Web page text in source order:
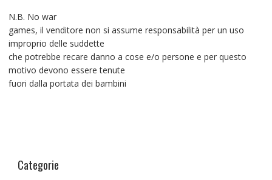
N.B. No war
games, il venditore non si assume responsabilità per un uso
improprio delle suddette
che potrebbe recare danno a cose e/o persone e per questo
motivo devono essere tenute
fuori dalla portata dei bambini
Categorie